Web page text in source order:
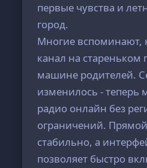
первые чувства и
город.
Многие вспоминают,
канал на
машине родителей.
изменилось - теперь
радио онлайн без
ограничений.
стабильно, а
позволяет быстро